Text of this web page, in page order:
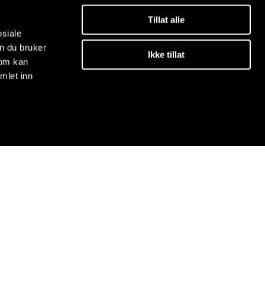
du bruker
kan
inn
Tillat alle
Ikke tillat